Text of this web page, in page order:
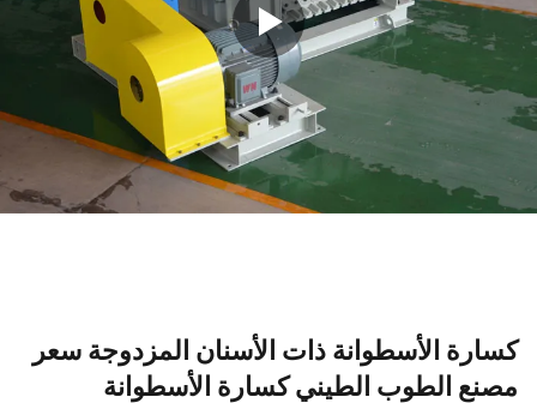
كسارة الأسطوانة ذات الأسنان المزدوجة سعر
مصنع الطوب الطيني كسارة الأسطوانة